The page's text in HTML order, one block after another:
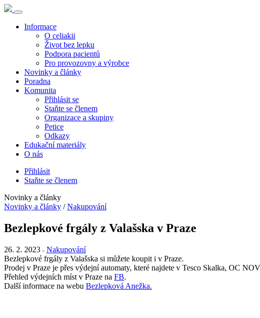
Informace
O celiakii
Život bez lepku
Podpora pacientů
Pro provozovny a výrobce
Novinky a články
Poradna
Komunita
Přihlásit se
Staňte se členem
Organizace a skupiny
Petice
Odkazy
Edukační materiály
O nás
Přihlásit
Staňte se členem
Novinky a články
Novinky a články / Nakupování
Bezlepkové frgály z Valašska v Praze
26. 2. 2023
Nakupování
Bezlepkové frgály z Valašska si můžete koupit i v Praze.
Prodej v Praze je přes výdejní automaty, které najdete v Tesco Skalka, OC
Přehled výdejních míst v Praze na FB.
Další informace na webu Bezlepková Anežka.